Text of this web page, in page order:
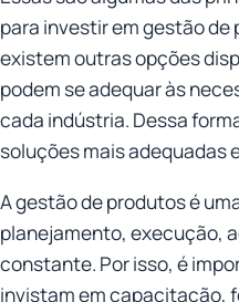
para investir em gestão de
existem outras opções
podem se adequar às
cada indústria. Dessa
soluções mais adequadas
A gestão de produtos é
planejamento, execução,
constante. Por isso, é
invistam em capacitação,